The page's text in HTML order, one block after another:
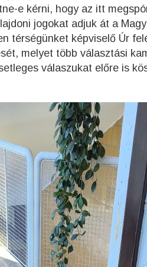
e kérni, hogy az itt
jogokat adjuk át a
térségünket képviselő Úr
melyet több választási
válaszukat előre is